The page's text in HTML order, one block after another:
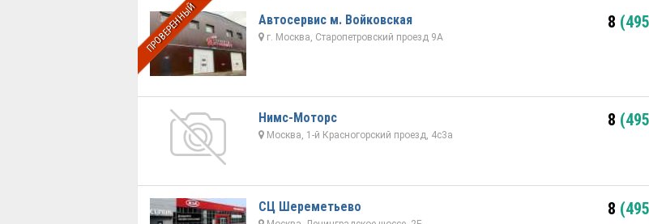
ПРОВЕРЕННЫЙ Автосервис м. Войковская
г. Москва, Старопетровский проезд 9А
8
Нимс-Моторс
Москва, 1-й Красногорский проезд, 4с3а
8
СЦ Шереметьево 8